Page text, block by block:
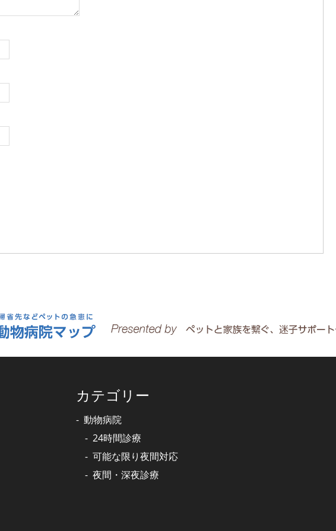
カテゴリー
動物病院
24時間診療
可能な限り夜間対応
夜間・深夜診療